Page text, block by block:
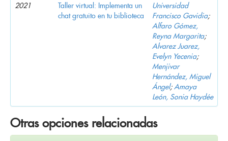
2021
Taller virtual: Implementa un
chat gratuito en tu biblioteca
Universidad
Francisco Gavidia;
Alfaro Gómez,
Reyna Margarita;
Alvarez Juarez,
Evelyn Yecenia;
Menjivar
Hernández, Miguel
Ángel; Amaya
León, Sonia Haydée
Otras opciones relacionadas